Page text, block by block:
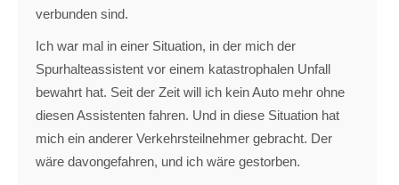
verbunden sind.
Ich war mal in einer Situation, in der mich der
Spurhalteassistent vor einem katastrophalen Unfall
bewahrt hat. Seit der Zeit will ich kein Auto mehr ohne
diesen Assistenten fahren. Und in diese Situation hat
mich ein anderer Verkehrsteilnehmer gebracht. Der
wäre davongefahren, und ich wäre gestorben.